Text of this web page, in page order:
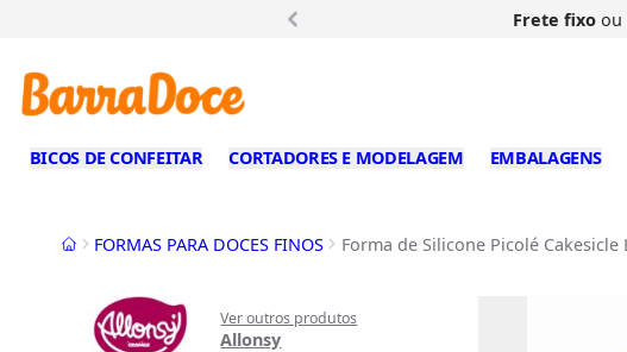
Frete fixoou
BICOS DE CONFEITAR CORTADORES E MODELAGEM EMBALAGENS
InícioFORMAS PARA DOCES FINOS Forma de Silicone Picolé
Ver outros produtos
Allonsy